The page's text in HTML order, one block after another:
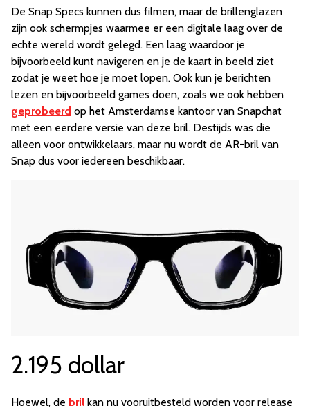
De Snap Specs kunnen dus filmen, maar de brillenglazen
zijn ook schermpjes waarmee er een digitale laag over de
echte wereld wordt gelegd. Een laag waardoor je
bijvoorbeeld kunt navigeren en je de kaart in beeld ziet
zodat je weet hoe je moet lopen. Ook kun je berichten
lezen en bijvoorbeeld games doen, zoals we ook hebben
geprobeerd op het Amsterdamse kantoor van Snapchat
met een eerdere versie van deze bril. Destijds was die
alleen voor ontwikkelaars, maar nu wordt de AR-bril van
Snap dus voor iedereen beschikbaar.
2.195 dollar
Hoewel, de bril kan nu vooruitbesteld worden voor release